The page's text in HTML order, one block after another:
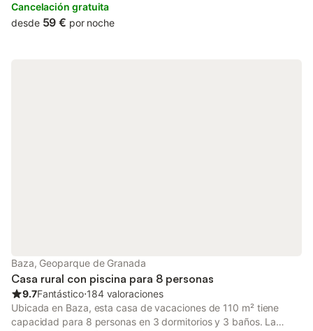
hour front desk.
Cancelación gratuita
desde 59 € por noche
Baza, Geoparque de Granada
Casa rural con piscina para 8 personas
9.7Fantástico⋅184 valoraciones
Ubicada en Baza, esta casa de vacaciones de 110 m² tiene
capacidad para 8 personas en 3 dormitorios y 3 baños. La